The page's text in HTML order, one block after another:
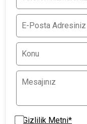
Gizlilik Metni*